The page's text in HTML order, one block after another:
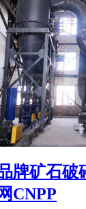
牌矿石破
CNPP